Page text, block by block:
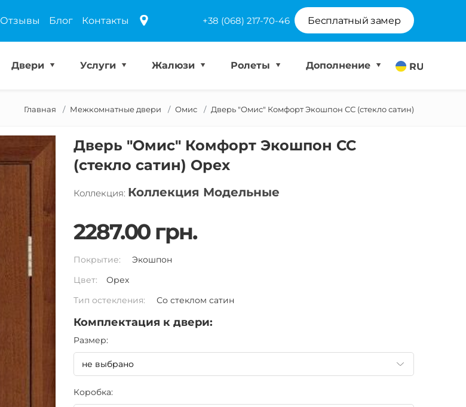
Отзывы Блог Контакты +38 (068) 217-70-46 Бесплатный замер
RU
Двери Услуги Жалюзи Ролеты Дополнение
Главная Межкомнатные двери Омис Дверь "Омис" Комфорт Экошпон СС (стекло сатин)
Дверь "Омис" Комфорт Экошпон СС
(стекло сатин) Орех
Коллекция: Коллекция Модельные
2287.00 грн.
Покрытие:
Экошпон
Цвет:
Орех
Тип остекления:
Со стеклом сатин
Комплектация к двери:
Pазмер:
Коробка: